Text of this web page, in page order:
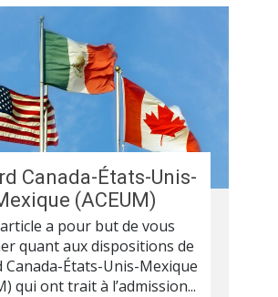
Canada-États-Unis-
(ACEUM)
a pour but de vous
quant aux dispositions de
Canada-États-Unis-Mexique
qui ont trait à l’admission...